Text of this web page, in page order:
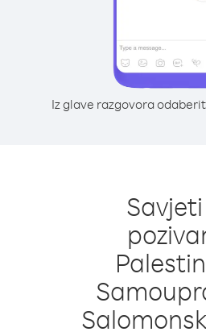
Iz glave razgovora